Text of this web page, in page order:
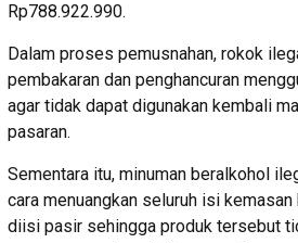
Rp788.922.990.
Dalam proses pemusnahan, rokok
pembakaran dan penghancuran
agar tidak dapat digunakan kembali
pasaran.
Sementara itu, minuman beralkohol
cara menuangkan seluruh isi
diisi pasir sehingga produk tersebut